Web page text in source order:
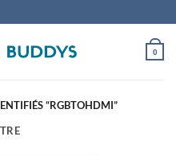
0
“RGBTOHDMI”